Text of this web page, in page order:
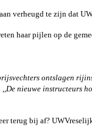
verheugd te zijn dat
haar pijlen op de
ontslagen
nieuwe instructeurs
terug bij af?